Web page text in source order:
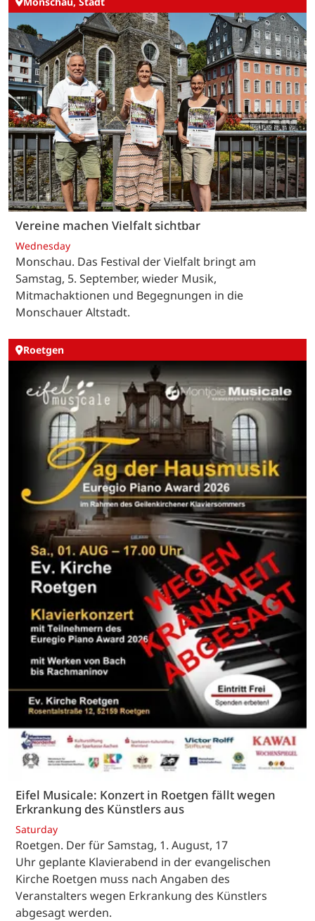
Vereine machen Vielfalt sichtbar
Wednesday
Monschau. Das Festival der Vielfalt bringt am
Samstag, 5. September, wieder Musik,
Mitmachaktionen und Begegnungen in die
Monschauer Altstadt.
Roetgen
Eifel Musicale: Konzert in Roetgen fällt wegen
Erkrankung des Künstlers aus
Saturday
Roetgen. Der für Samstag, 1. August, 17
Uhr geplante Klavierabend in der evangelischen
Kirche Roetgen muss nach Angaben des
Veranstalters wegen Erkrankung des Künstlers
abgesagt werden.